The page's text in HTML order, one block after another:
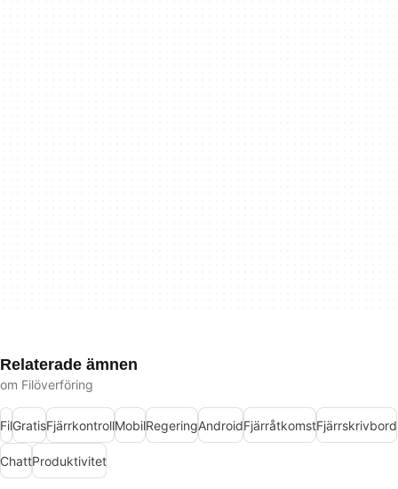
Relaterade ämnen
om Filöverföring
FilGratisFjärrkontrollMobilRegeringAndroidFjärråtkomstFjärrskrivbord
ChattProduktivitet